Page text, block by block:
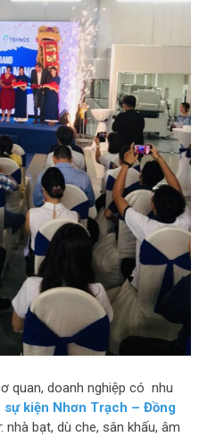
quan, doanh nghiệp có nhu
kiện Nhơn Trạch – Đồng
bạt, dù che, sân khấu, âm